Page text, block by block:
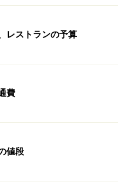
レストランの予算
費
値段